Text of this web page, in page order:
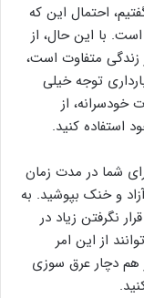
احتمال این که
با این حال، از
متفاوت است،
توجه خیلی
خودسرانه، از
استفاده کنید.
شما در مدت زمان
و خنک بپوشید. به
نگرفتن زیاد در
از این امر
هم دچار عرق سوزی